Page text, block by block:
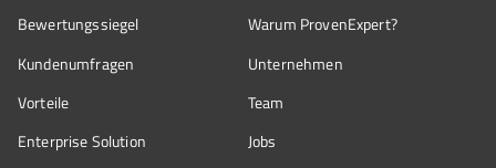
Bewertungssiegel
Kundenumfragen
Vorteile
Enterprise Solution
Warum ProvenExpert?
Unternehmen
Team
Jobs